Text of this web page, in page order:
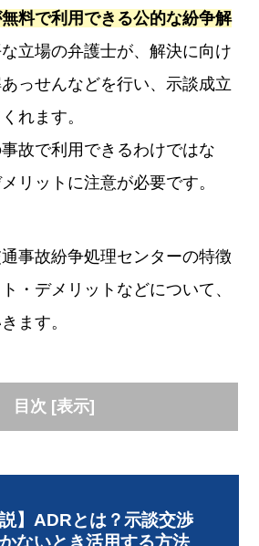
料で利用できる公的な紛争解
立場の弁護士が、解決に向け
っせんなどを行い、示談成立
れます。
故で利用できるわけではな
リットに注意が必要です。
事故紛争処理センターの特徴
・デメリットなどについて、
ます。
目次 [表示]
説】ADRとは？示談交渉